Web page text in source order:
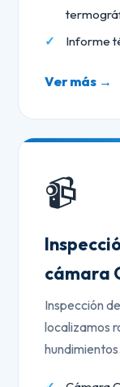
Informe
Ver más →
📹
cámara
Inspección
localizamos